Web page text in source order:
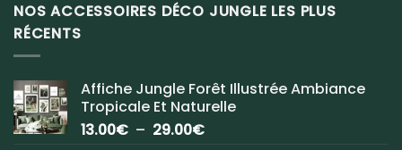
NOS ACCESSOIRES DÉCO JUNGLE LES PLUS
RÉCENTS
Affiche Jungle Forêt Illustrée Ambiance
Tropicale Et Naturelle
13.00€ – 29.00€Plage